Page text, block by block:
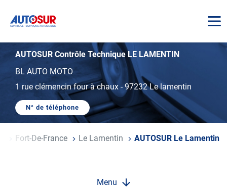
AUTOSUR
AUTOSUR Contrôle Technique LE LAMENTIN
BL AUTO MOTO
1 rue clémencin four à chaux -97232 Le lamentin
N° de téléphone
AFFICHER
TÉLÉPHONE
Fort-De-France Le Lamentin AUTOSUR Le Lamentin
Menu